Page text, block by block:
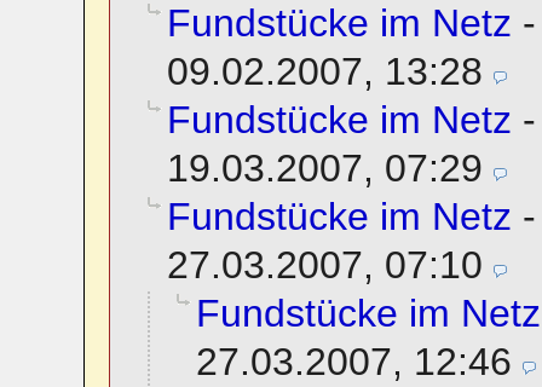
Fundstücke im Netz
09.02.2007, 13:28
Fundstücke im Netz
19.03.2007, 07:29
Fundstücke im Netz
27.03.2007, 07:10
Fundstücke im Netz
27.03.2007, 12:46